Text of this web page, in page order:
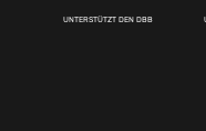
UNTERSTÜTZT DEN DBB